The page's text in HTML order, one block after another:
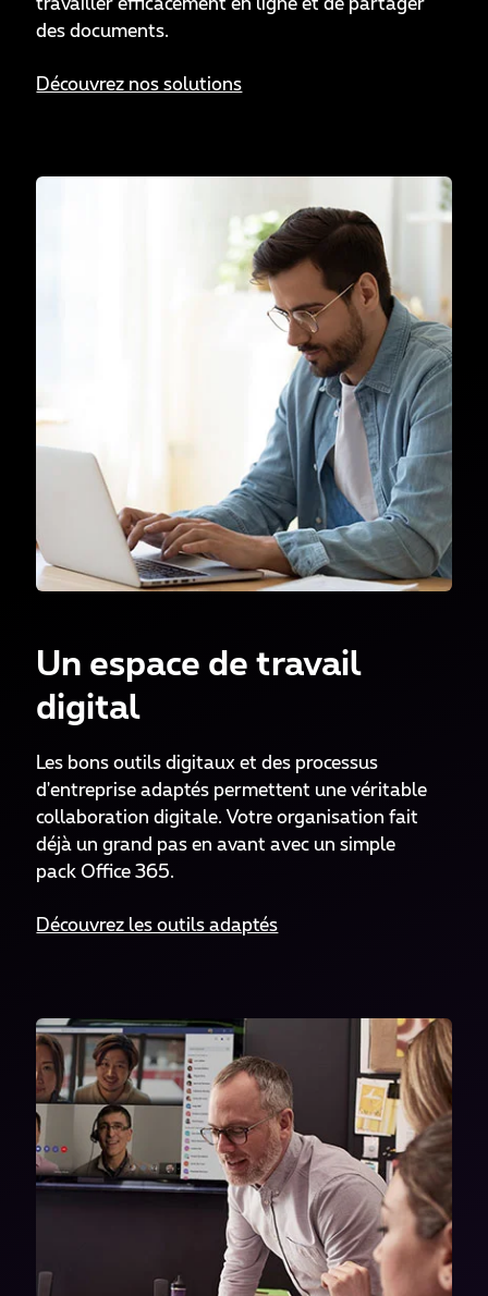
travailler efficacement en ligne et de partager
des documents.
Découvrez nos solutions
Un espace de travail
digital
Les bons outils digitaux et des processus
d'entreprise adaptés permettent une véritable
collaboration digitale. Votre organisation fait
déjà un grand pas en avant avec un simple
pack Office 365.
Découvrez les outils adaptés